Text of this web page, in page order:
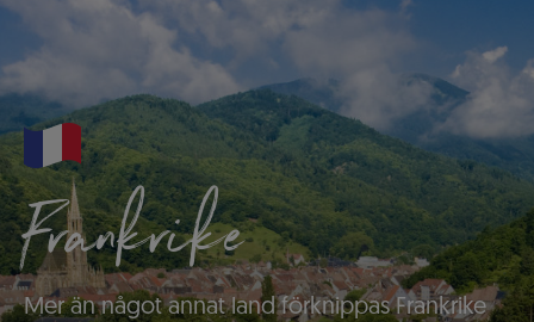
Frankrike
Mer än något annat land förknippas Frankrike